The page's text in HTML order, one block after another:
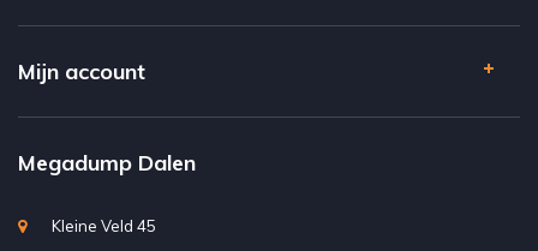
Mijn account
Megadump Dalen
Kleine Veld 45